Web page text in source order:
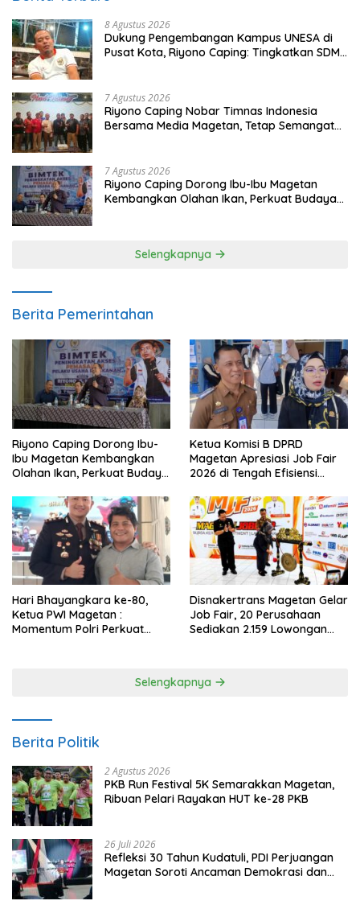
8 Agustus 2026
Dukung Pengembangan Kampus UNESA di
Pusat Kota, Riyono Caping: Tingkatkan SDM
7 Agustus 2026
Riyono Caping Nobar Timnas Indonesia
Bersama Media Magetan, Tetap Semangat
7 Agustus 2026
Riyono Caping Dorong Ibu-Ibu Magetan
Kembangkan Olahan Ikan, Perkuat Budaya
Selengkapnya
Berita Pemerintahan
Riyono Caping Dorong Ibu-
Ibu Magetan Kembangkan
Olahan Ikan, Perkuat Budaya
Ketua Komisi B DPRD
Magetan Apresiasi Job Fair
2026 di Tengah Efisiensi
Hari Bhayangkara ke-80,
Ketua PWI Magetan :
Momentum Polri Perkuat
Disnakertrans Magetan Gelar
Job Fair, 20 Perusahaan
Sediakan 2.159 Lowongan
Selengkapnya
Berita Politik
2 Agustus 2026
PKB Run Festival 5K Semarakkan Magetan,
Ribuan Pelari Rayakan HUT ke-28 PKB
26 Juli 2026
Refleksi 30 Tahun Kudatuli, PDI Perjuangan
Magetan Soroti Ancaman Demokrasi dan